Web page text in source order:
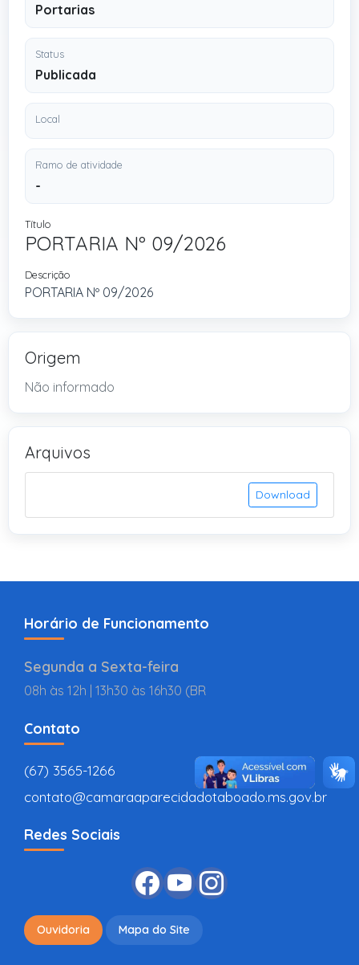
Portarias
Status
Publicada
Local
Ramo de atividade
-
Título
PORTARIA Nº 09/2026
Descrição
PORTARIA Nº 09/2026
Origem
Não informado
Arquivos
Download
Horário de Funcionamento
Segunda a Sexta-feira
08h às 12h | 13h30 às 16h30 (BR
Contato
(67) 3565-1266
contato@camaraaparecidadotaboado.ms.gov.br
Redes Sociais
Ouvidoria Mapa do Site